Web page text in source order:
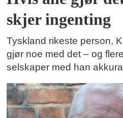
skjer ingenting
Tyskland rikeste person,
gjør noe med det – og
selskaper med han